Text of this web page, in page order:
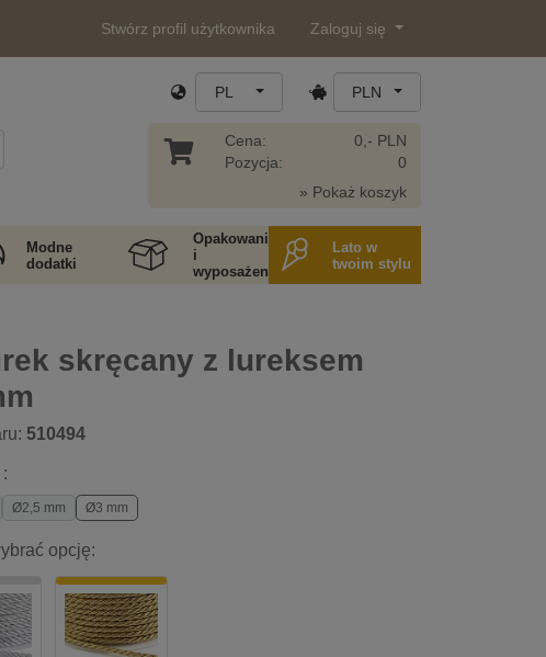
Stwórz profil użytkownika Zaloguj się
PL PLN
Cena:
Pozycja:
0,- PLN
0
» Pokaż koszyk
Modne
dodatki
Opakowania
i
wyposażenie
Lato w
twoim stylu
skręcany z lureksem
510494
Ø2,5 mm Ø3 mm
opcję: